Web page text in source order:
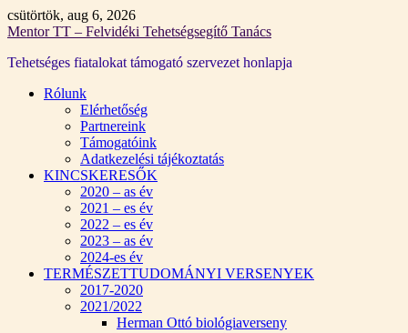
Skip
to
csütörtök, aug 6, 2026
Mentor TT – Felvidéki Tehetségsegítő Tanács
Tehetséges fiatalokat támogató szervezet honlapja
Rólunk
Elérhetőség
Partnereink
Támogatóink
Adatkezelési tájékoztatás
KINCSKERESŐK
2020 – as év
2021 – es év
2022 – es év
2023 – as év
2024-es év
TERMÉSZETTUDOMÁNYI VERSENYEK
2017-2020
2021/2022
Herman Ottó biológiaverseny